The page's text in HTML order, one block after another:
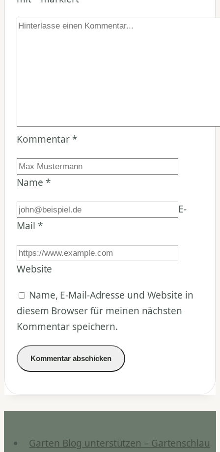
Kommentar *
Name *
E-
Mail *
Website
Name, E-Mail-Adresse und Website in
diesem Browser für meinen nächsten
Kommentar speichern.
Garten Blog unterstützen – Gartenschlau